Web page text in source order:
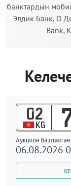
банктардын
Элдик Банк, О
Bank,
02
KG
Аукцион башталган
06.08.2026
05
06